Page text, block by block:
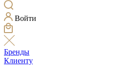
Войти
Бренды
Клиенту